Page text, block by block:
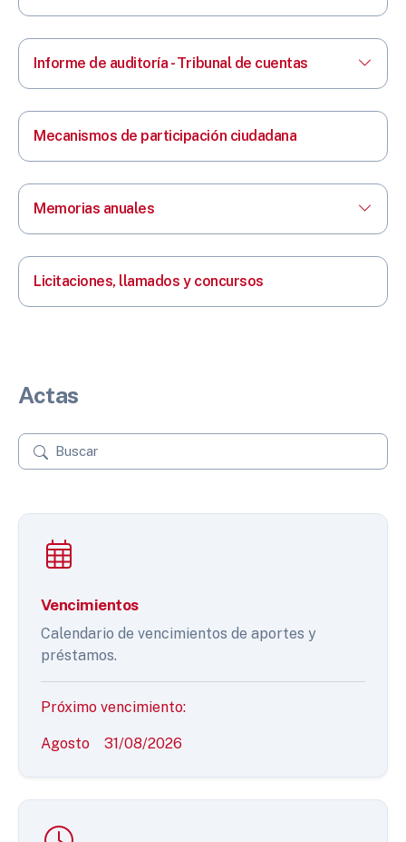
Informe de auditoría - Tribunal de cuentas
Mecanismos de participación ciudadana
Memorias anuales
Licitaciones, llamados y concursos
Actas
Vencimientos
Calendario de vencimientos de aportes y
préstamos.
Próximo vencimiento:
Agosto 31/08/2026